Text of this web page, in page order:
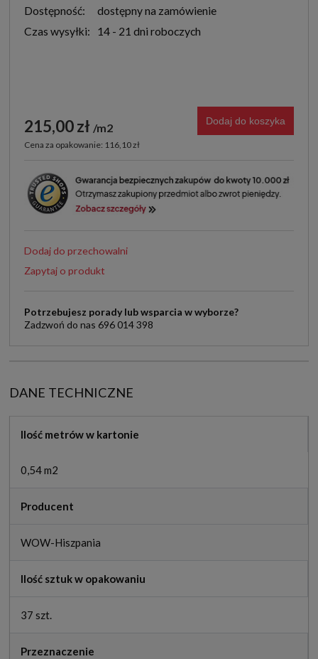
Dostępność:
dostępny na zamówienie
Czas wysyłki:
14 - 21 dni roboczych
215,00 zł m2
Cena za opakowanie: 116,10 zł
Dodaj do koszyka
Dodaj do przechowalni
Zapytaj o produkt
Potrzebujesz porady lub wsparcia w wyborze?
Zadzwoń do nas 696 014 398
DANE TECHNICZNE
Ilość metrów w kartonie
0,54 m2
Producent
WOW-Hiszpania
Ilość sztuk w opakowaniu
37 szt.
Przeznaczenie